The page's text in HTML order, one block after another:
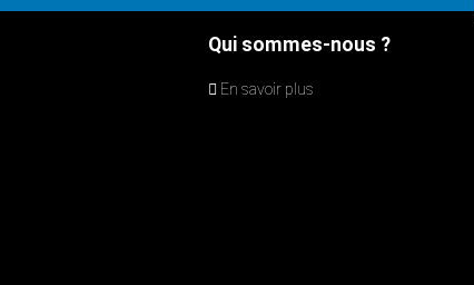
Qui sommes-nous ?
En savoir plus